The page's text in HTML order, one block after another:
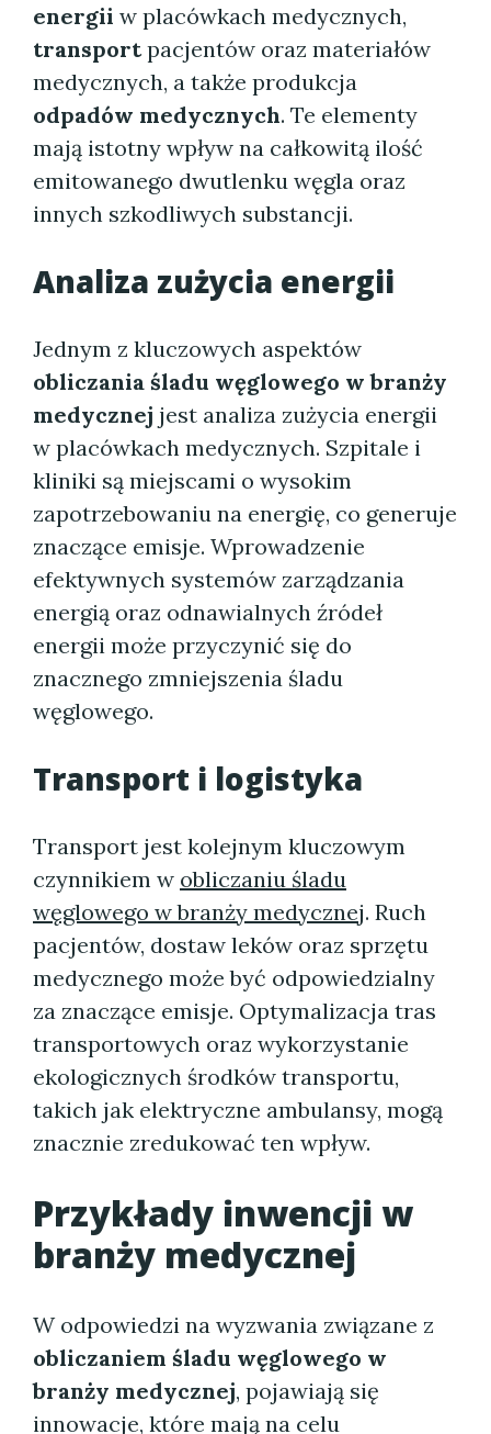
energii w placówkach medycznych,
transportpacjentów oraz materiałów
medycznych, a także produkcja
odpadów medycznych. Te elementy
mają istotny wpływ na całkowitą ilość
emitowanego dwutlenku węgla oraz
innych szkodliwych substancji.
Analiza zużycia energii
Jednym z kluczowych aspektów
obliczania śladu węglowego w branży
medycznej jest analiza zużycia energii
w placówkach medycznych. Szpitale i
kliniki są miejscami o wysokim
zapotrzebowaniu na energię, co generuje
znaczące emisje. Wprowadzenie
efektywnych systemów zarządzania
energią oraz odnawialnych źródeł
energii może przyczynić się do
znacznego zmniejszenia śladu
węglowego.
Transport i logistyka
Transport jest kolejnym kluczowym
czynnikiem w obliczaniu śladu
węglowego w branży medycznej. Ruch
pacjentów, dostaw leków oraz sprzętu
medycznego może być odpowiedzialny
za znaczące emisje. Optymalizacja tras
transportowych oraz wykorzystanie
ekologicznych środków transportu,
takich jak elektryczne ambulansy, mogą
znacznie zredukować ten wpływ.
Przykłady inwencji w
branży medycznej
W odpowiedzi na wyzwania związane z
obliczaniem śladu węglowego w
branży medycznej, pojawiają się
innowacje, które mają na celu